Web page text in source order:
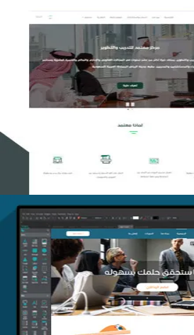
معتمد للتدريب
التفاصيل
أفق للتدريب
التفاصيل